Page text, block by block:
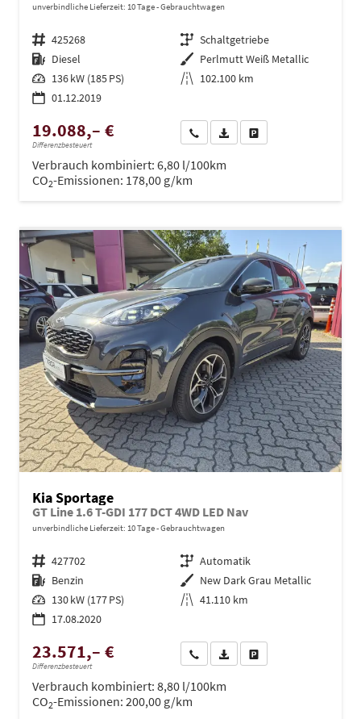
unverbindliche Lieferzeit: 10 Tage Gebrauchtwagen
Fahrzeugnr. 425268 Getriebe Schaltgetriebe
Kraftstoff Diesel Außenfarbe Perlmutt Weiß Metallic
Leistung 136 kW (185 PS) Kilometerstand 102.100 km
01.12.2019
19.088,– €
Differenzbesteuert
Wir rufen Sie anPDF-Datei, Fahrzeugexposé
Verbrauch kombiniert: 6,80 l/100km
CO2-Emissionen: 178,00 g/km
Kia Sportage
GT Line 1.6 T-GDI 177 DCT 4WD LED Nav
unverbindliche Lieferzeit: 10 Tage Gebrauchtwagen
Fahrzeugnr. 427702 Getriebe Automatik
Kraftstoff Benzin Außenfarbe New Dark Grau Metallic
Leistung 130 kW (177 PS) Kilometerstand 41.110 km
17.08.2020
23.571,– €
Differenzbesteuert
Wir rufen Sie anPDF-Datei, Fahrzeugexposé
Verbrauch kombiniert: 8,80 l/100km
CO2-Emissionen: 200,00 g/km